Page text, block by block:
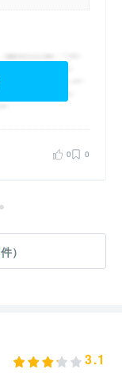
0 0
件）
3.1